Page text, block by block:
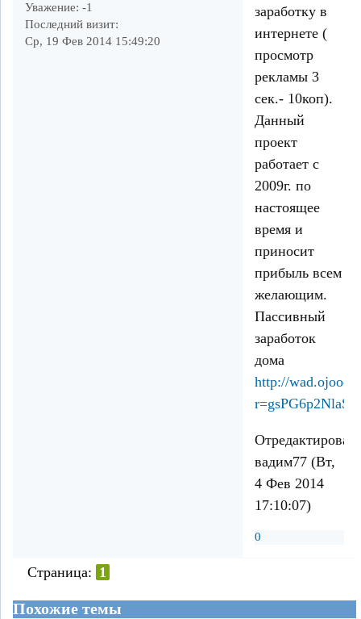
Уважение: -1
Последний визит:
Ср, 19 Фев 2014 15:49:20
заработку в
интернете (
просмотр
рекламы 3
сек.- 10коп).
Данный
проект
работает с
2009г. по
настоящее
время и
приносит
прибыль всем
желающим.
Пассивный
заработок
дома
http://
вадим77 (Вт,
4 Фев 2014
17:10:07)
0
Страница: 1
Похожие темы